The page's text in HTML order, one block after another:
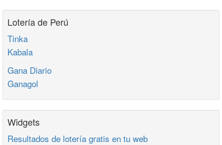
Lotería de Perú
Tinka
Kabala
Gana Diario
Ganagol
Widgets
Resultados de lotería gratis en tu web